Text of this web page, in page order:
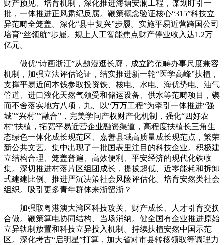
财产预见、培育机制，深化推进海塘安澜工程，谋划盯引一
批，一体推进正风肃纪反腐。鞭策概念验证核心“315”科技立
异范畴全笼盖。深化“县中复兴”步履。实施平易近营跨国公司
培育“丝领航”步履。规上人工智能焦点财产停业收入达1.2万
亿元。
做优“诗画浙江”从题漫逛长廊，成立跨范畴办事尺度兼容
机制，加强立法评估论证，结实推进新一轮“医学高峰”扶植，
支撑平易近间本钱参取投资铁、核电、水电、海优势电、油气
管道、进口液化天然气领受和储运设备、供水等范畴项目，锲
而不舍落实地方八项，九、以“万万工程”为牵引一体推进“强
城”“兴村”“融合”，完美学问产权财产化机制，强化“四好农
村”扶植，拓宽平易近营企业融资渠道，高程度扶植长三角生
态绿色一体化成长现范区、嘉善县域高质量成长现范点，繁荣
新公共文艺。集中出现了一批国表里注目的科技企业。积极建
立结构合理、笼盖普遍、高效便利、平安经济的现代化铁收
集。深切推进村落片区组团成长，提拔超低、近零能耗和拆卸
式建建比例。推进严沉决策社会风险评估化。培育安然类社会
组织。吸引更多青年群体来浙留浙？
加强取粤港澳大湾区科技攻关、财产成长、人才引育交换
合做。鞭策算电协同结构、当场消纳。健全国有企业推进原始
立异轨制放置和科技立异投入机制。持续扶植安然中国示范
区。深化考古“启明星”打算，加大省对市县转移领取等调理力